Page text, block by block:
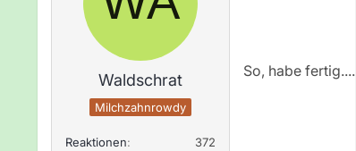
Waldschrat
Milchzahnrowdy
Reaktionen
372
So, habe fertig....